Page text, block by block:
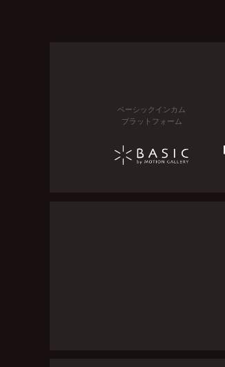
ベーシックインカム
プラットフォーム